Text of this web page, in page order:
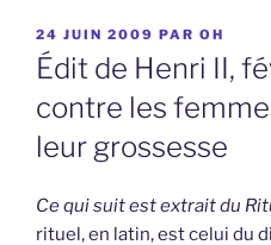
PUBLIÉ
LE
24 JUIN 2009 PAR OH
Édit de Henri II,
contre les
leur grossesse
Ce qui suit est extrait du
rituel, en latin, est celui du